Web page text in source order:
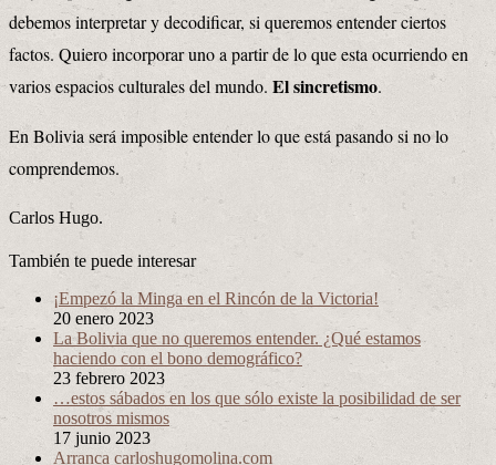
debemos interpretar y decodificar, si queremos entender ciertos
factos. Quiero incorporar uno a partir de lo que esta ocurriendo en
varios espacios culturales del mundo. El sincretismo.
En Bolivia será imposible entender lo que está pasando si no lo
comprendemos.
Carlos Hugo.
También te puede interesar
¡Empezó la Minga en el Rincón de la Victoria!
20 enero 2023
La Bolivia que no queremos entender. ¿Qué estamos
haciendo con el bono demográfico?
23 febrero 2023
…estos sábados en los que sólo existe la posibilidad de ser
nosotros mismos
17 junio 2023
Arranca carloshugomolina.com